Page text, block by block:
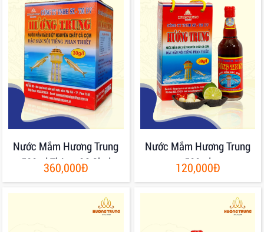
Nước Mắm Hương Trung
500ml Thùng 06 Chai
360,000Đ
Nước Mắm Hương Trung
500ml
120,000Đ